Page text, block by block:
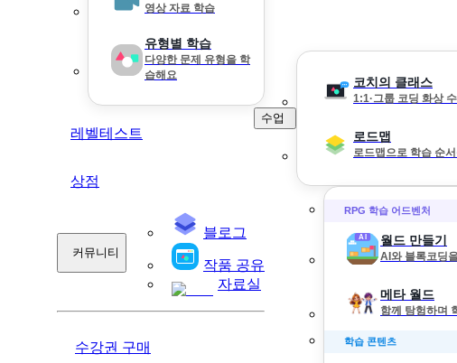
영상 자료 학습
유형별 학습
다양한 문제 유형을 학
습해요
레벨테스트
상점
커뮤니티
블로그
작품 공유
자료실
수강권 구매
수업
코치의 클래스
1:1·그룹 코딩 화상
로드맵
로드맵으로 학습 순
RPG 학습 어드벤처
월드 만들기
AI와 블록코딩
메타 월드
함께 탐험하며
학습 콘텐츠